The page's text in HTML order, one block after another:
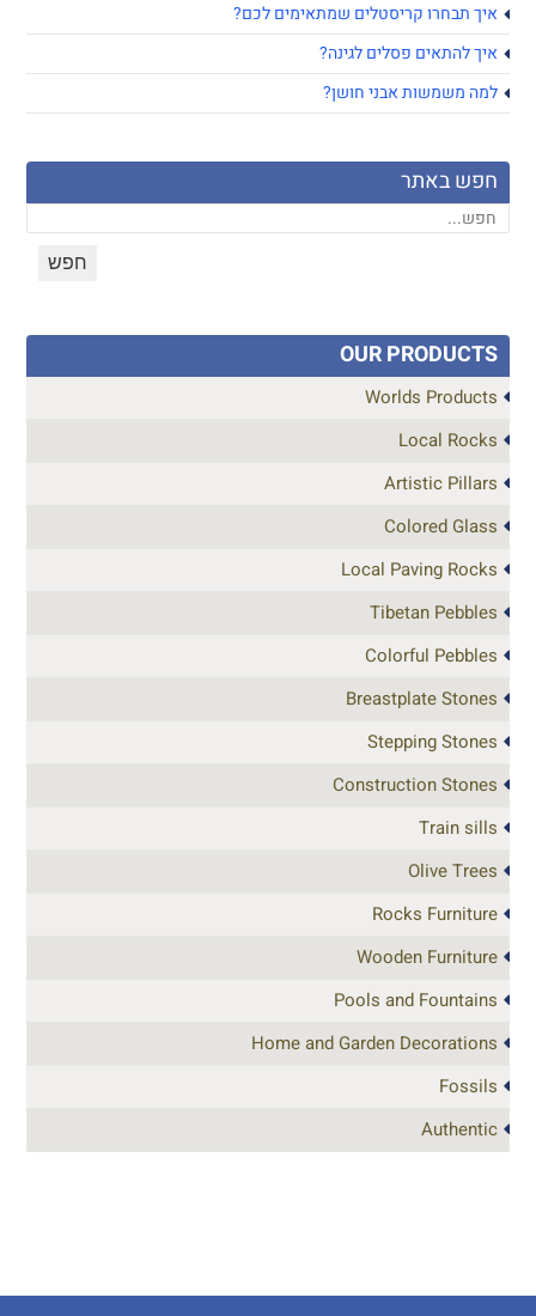
איך תבחרו קריסטלים שמתאימים לכם?
איך להתאים פסלים לגינה?
למה משמשות אבני חושן?
חפש באתר
OUR PRODUCTS
Worlds Products
Local Rocks
Artistic Pillars
Colored Glass
Local Paving Rocks
Tibetan Pebbles
Colorful Pebbles
Breastplate Stones
Stepping Stones
Construction Stones
Train sills
Olive Trees
Rocks Furniture
Wooden Furniture
Pools and Fountains
Home and Garden Decorations
Fossils
Authentic